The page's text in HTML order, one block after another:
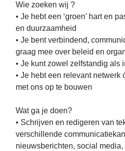
Wie zoeken wij ?
• Je hebt een ‘groen’ hart en
en duurzaamheid
• Je bent verbindend,
graag mee over beleid en
• Je kunt zowel zelfstandig als
• Je hebt een relevant netwerk
met ons op te bouwen
Wat ga je doen?
• Schrijven en redigeren van
verschillende
nieuwsberichten, social